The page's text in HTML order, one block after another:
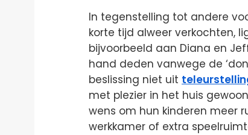
In tegenstelling tot andere
korte tijd alweer verkochten,
bijvoorbeeld aan Diana en
hand deden vanwege de
beslissing niet uit
met plezier in het huis
wens om hun kinderen meer
werkkamer of extra